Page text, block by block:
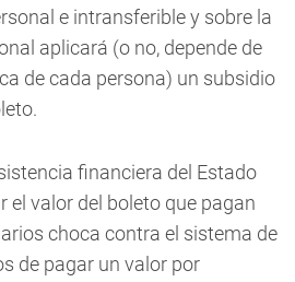
e intransferible y sobre la
aplicará (o no, depende de
de cada persona) un subsidio
financiera del Estado
el valor del boleto que pagan
choca contra el sistema de
de pagar un valor por